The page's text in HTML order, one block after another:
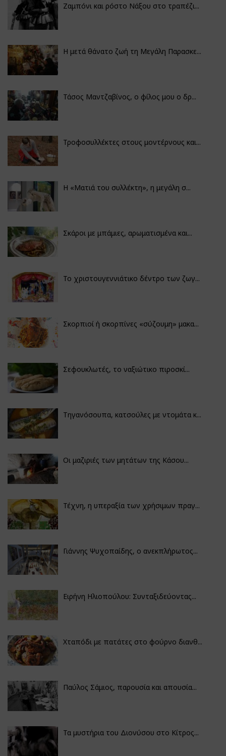
Ζαμπόνι και ρόστο Νάξου στο τραπέζι...
Η μετά θάνατο ζωή τη Μεγάλη Παρασκε...
Τάσος Μαντζαβίνος, ο φίλος μου ο δρ...
Τροφοσυλλέκτες στους μοντέρνους και...
H «Ματιά του συλλέκτη», η μεγάλη σ...
Σκάροι με μπάμιες, αρωματισμένα και...
Το χριστουγεννιάτικο δέντρο των ζωγ...
Σκορπιοί ή σκορπίνες «σύζουμη» μακα...
Σεφουκλωτές, το ναξιώτικο πιροσκί...
Τηγανόσουπα, κατσούλες με ντομάτα κ...
Οι μαζιριές των μητάτων της Κάσου...
Τέχνη, η υπεραξία των χρήσιμων πραγ...
Γιάννης Ψυχοπαίδης, ο ανεκπλήρωτος...
Ειρήνη Ηλιοπούλου: Συνταξιδεύοντας...
Χταπόδι με πατάτες στο φούρνο διανθ...
Παύλος Σάμιος, παρουσία και απουσία...
Τα μυστήρια του Διονύσου στο Κίτρος...